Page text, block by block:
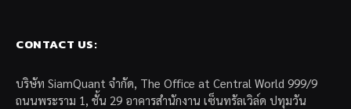
CONTACT US:
บริษัท SiamQuant จำกัด, The Office at Central World 999/9
ถนนพระราม 1, ชั้น 29 อาคารสำนักงาน เซ็นทรัลเวิล์ด ปทุมวัน